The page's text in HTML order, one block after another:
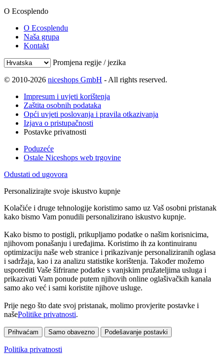
O Ecosplendo
O Ecosplendu
Naša grupa
Kontakt
Promjena regije / jezika
© 2010-2026 niceshops GmbH - All rights reserved.
Impresum i uvjeti korištenja
Zaštita osobnih podataka
Opći uvjeti poslovanja i pravila otkazivanja
Izjava o pristupačnosti
Postavke privatnosti
Poduzeće
Ostale Niceshops web trgovine
Odustati od ugovora
Personalizirajte svoje iskustvo kupnje
Kolačiće i druge tehnologije koristimo samo uz Vaš osobni pristanak
kako bismo Vam ponudili personalizirano iskustvo kupnje.
Kako bismo to postigli, prikupljamo podatke o našim korisnicima,
njihovom ponašanju i uređajima. Koristimo ih za kontinuiranu
optimizaciju naše web stranice i prikazivanje personaliziranih oglasa
i sadržaja, kao i za analizu statistike korištenja. Također možemo
usporediti Vaše šifrirane podatke s vanjskim pružateljima usluga i
prikazivati Vam ponude putem njihovih online oglašivačkih kanala
samo ako već i sami koristite njihove usluge.
Prije nego što date svoj pristanak, molimo provjerite postavke i
našePolitike privatnosti.
Prihvaćam Samo obavezno Podešavanje postavki
Politika privatnosti